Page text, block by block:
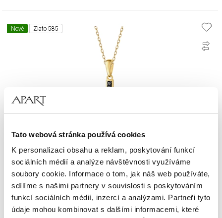
Tato webová stránka používá cookies
K personalizaci obsahu a reklam, poskytování funkcí
sociálních médií a analýze návštěvnosti využíváme
soubory cookie. Informace o tom, jak náš web používáte,
sdílíme s našimi partnery v souvislosti s poskytováním
funkcí sociálních médií, inzercí a analýzami. Partneři tyto
údaje mohou kombinovat s dalšími informacemi, které
Nové Zlato 585
Zlatý přívěsek s černými brilianty - kříž - 0,27 ct - ryzost 585
19 390 Kč